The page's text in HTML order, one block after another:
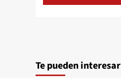
Te pueden interesar